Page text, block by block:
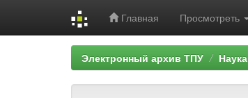
Главная Просмотреть
Электронный архив ТПУ Наука